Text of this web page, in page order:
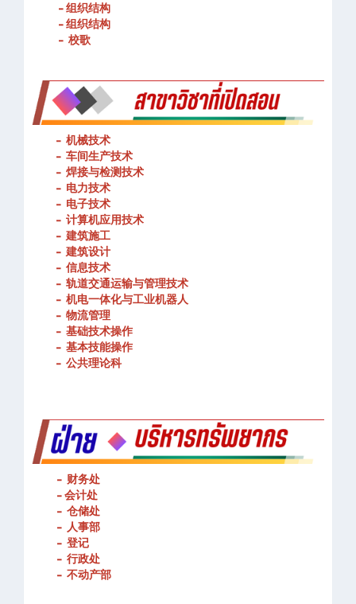
- 春武里技术学院的宗旨和理念
- 组织结构
- 组织结构
- 机械技术
- 车间生产技术
- 焊接与检测技术
- 电力技术
- 电子技术
-计算机应用技术
-建筑施工
- 建筑设计
- 信息技术
- 轨道交通运输与管理技术
- 机电一体化与工业机器人
- 物流管理
- 基础技术操作
- 基本技能操作
- 财务处
- 会计处
- 仓储处
- 人事部
- 登记
- 行政处